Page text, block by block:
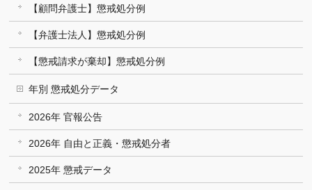
【顧問弁護士】懲戒処分例
【弁護士法人】懲戒処分例
【懲戒請求が棄却】懲戒処分例
年別 懲戒処分データ
2026年 官報公告
2026年 自由と正義・懲戒処分者
2025年 懲戒データ